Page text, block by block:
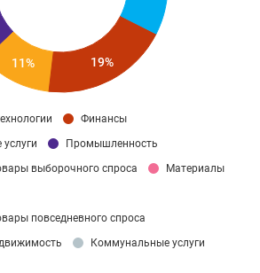
11% 19%
Финансы
Промышленность
выборочного спроса
Материалы
повседневного спроса
Коммунальные услуги